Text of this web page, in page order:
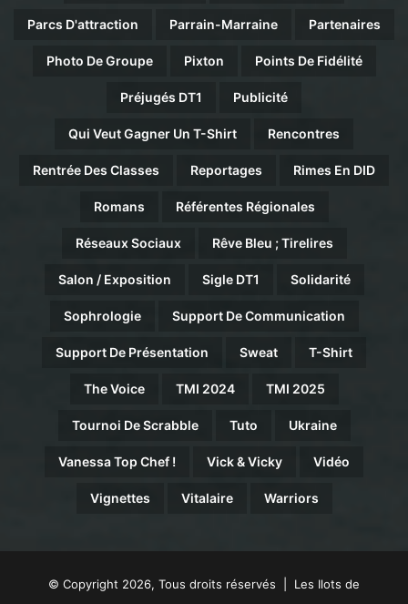
Parcs D'attraction Parrain-Marraine Partenaires
Photo De Groupe Pixton Points De Fidélité
Préjugés DT1 Publicité
Qui Veut Gagner Un T-Shirt Rencontres
Rentrée Des Classes Reportages Rimes En DID
Romans Référentes Régionales
Réseaux Sociaux Rêve Bleu ; Tirelires
Salon / Exposition Sigle DT1 Solidarité
Sophrologie Support De Communication
Support De Présentation Sweat T-Shirt
The Voice TMI 2024 TMI 2025
Tournoi De Scrabble Tuto Ukraine
Vanessa Top Chef ! Vick & Vicky Vidéo
Vignettes Vitalaire Warriors
© Copyright 2026, Tous droits réservés | Les Ilots de